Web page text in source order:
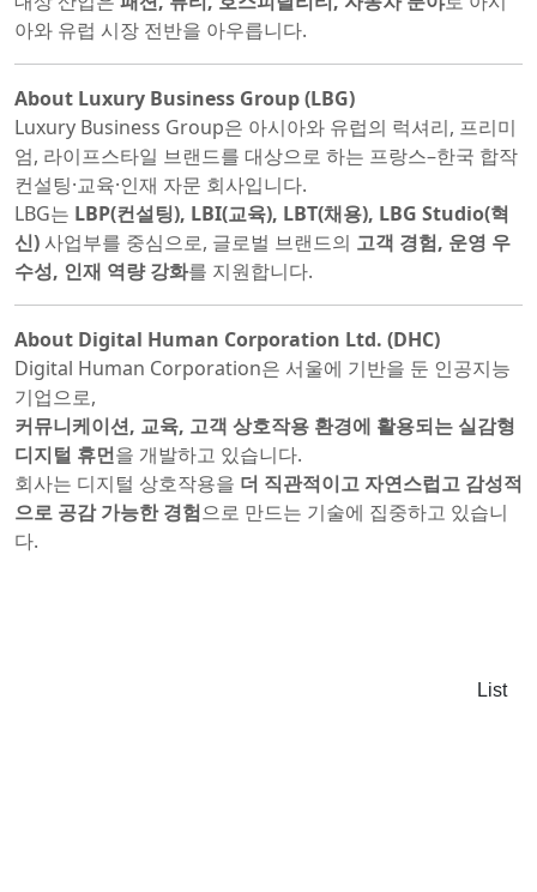
아와 유럽 시장 전반을 아우릅니다.
About Luxury Business Group (LBG)
Luxury Business Group은 아시아와 유럽의 럭셔리, 프리미
엄, 라이프스타일 브랜드를 대상으로 하는 프랑스–한국 합작
컨설팅·교육·인재 자문 회사입니다.
LBG는 LBP(컨설팅), LBI(교육), LBT(채용), LBG Studio(혁
신)사업부를 중심으로, 글로벌 브랜드의 고객 경험, 운영 우
수성, 인재 역량 강화를 지원합니다.
About Digital Human Corporation Ltd. (DHC)
Digital Human Corporation은 서울에 기반을 둔 인공지능
기업으로,
커뮤니케이션, 교육, 고객 상호작용 환경에 활용되는 실감형
디지털 휴먼을 개발하고 있습니다.
회사는 디지털 상호작용을 더 직관적이고 자연스럽고 감성적
으로 공감 가능한 경험으로 만드는 기술에 집중하고 있습니
다.
List